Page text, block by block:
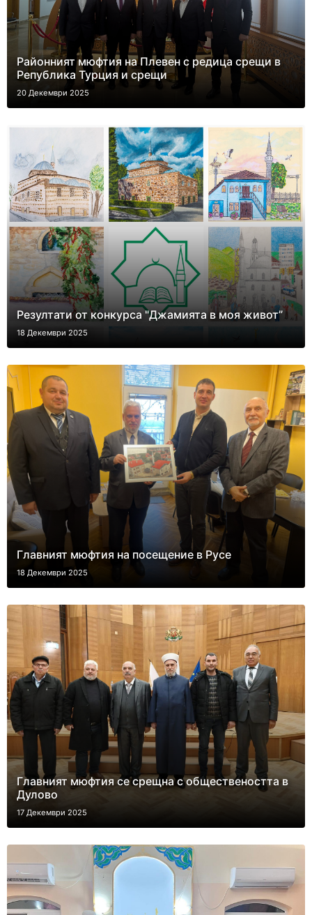
Районният мюфтия на Плевен с редица срещи в
Република Турция и срещи
20 Декември 2025
Резултати от конкурса "Джамията в моя живот”
18 Декември 2025
Главният мюфтия на посещение в Русе
18 Декември 2025
Главният мюфтия се срещна с обществеността в
Дулово
17 Декември 2025